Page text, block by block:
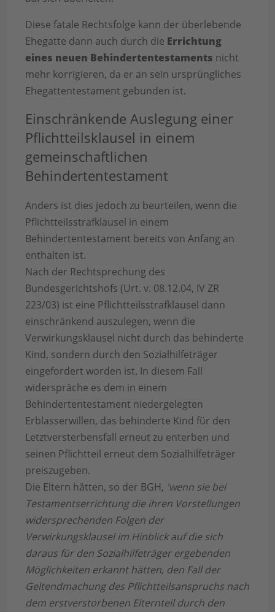
Diese fatale Rechtsfolge kann der überlebende
Ehegatte dann auch durch die Errichtung
eines neuen Behindertentestaments nicht
mehr korrigieren, da er an sein ursprüngliches
Ehegattentestament gebunden ist.
Einschränkende Auslegung einer
Pflichtteilsklausel in einem
gemeinschaftlichen
Behindertentestament
Anders ist dies jedoch zu beurteilen, wenn die
Pflichtteilsstrafklausel in einem
Behindertentestament bereits von Anfang an
enthalten ist.
Nach der Rechtsprechung des
Bundesgerichtshofs (Urt. v. 08.12.04, IV ZR
223/03) ist eine Pflichtteilsstrafklausel dann
einschränkend auszulegen, wenn die
Verwirkungsklausel nicht durch das behinderte
Kind, sondern durch den Sozialhilfeträger
eingefordert worden ist. In diesem Fall
widerspräche es dem in einem
Behindertentestament niedergelegten
Erblasserwillen, das behinderte Kind für den
Letztversterbensfall erneut zu enterben und
seinen Pflichtteil erneut dem Sozialhilfeträger
preiszugeben.
Die Eltern hätten, so der BGH, 'wenn sie bei
Testamentserrichtung die ihren Vorstellungen
widersprechenden Folgen der
Verwirkungsklausel im Hinblick auf die sich
daraus für den Sozialhilfeträger ergebenden
Möglichkeiten erkannt hätten, den Fall der
Geltendmachung des Pflichtteilsanspruchs nach
dem erstverstorbenen Elternteil durch den